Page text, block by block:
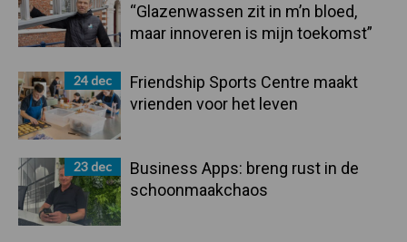
“Glazenwassen zit in m’n bloed,
maar innoveren is mijn toekomst”
24 dec
Friendship Sports Centre maakt
vrienden voor het leven
23 dec
Business Apps: breng rust in de
schoonmaakchaos